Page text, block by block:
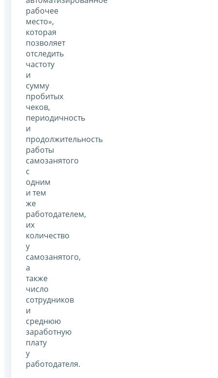
рабочее
место»,
которая
позволяет
отследить
частоту
и
сумму
пробитых
чеков,
периодичность
и
продолжительность
работы
самозанятого
с
одним
и тем
же
работодателем,
их
количество
у
самозанятого,
а
также
число
сотрудников
и
среднюю
заработную
плату
у
работодателя.